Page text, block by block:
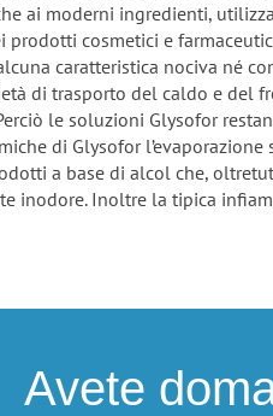
ai moderni ingredienti,
prodotti cosmetici e
caratteristica nociva né
di trasporto del caldo e del
le soluzioni Glysofor
di Glysofor
a base di alcol che,
inodore. Inoltre la tipica
Avete